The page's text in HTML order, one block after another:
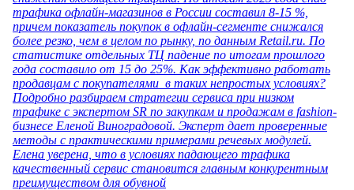
трафика офлайн-магазинов в России составил 8-15 %,
причем показатель покупок в офлайн-сегменте снижался
более резко, чем в целом по рынку, по данным Retail.ru. По
статистике отдельных ТЦ падение по итогам прошлого
года составило от 15 до 25%. Как эффективно работать
продавцам с покупателями в таких непростых условиях?
Подробно разбираем стратегии сервиса при низком
трафике с экспертом SR по закупкам и продажам в fashion-
бизнесе Еленой Виноградовой. Эксперт дает проверенные
методы с практическими примерами речевых модулей.
Елена уверена, что в условиях падающего трафика
качественный сервис становится главным конкурентным
преимуществом для обувной